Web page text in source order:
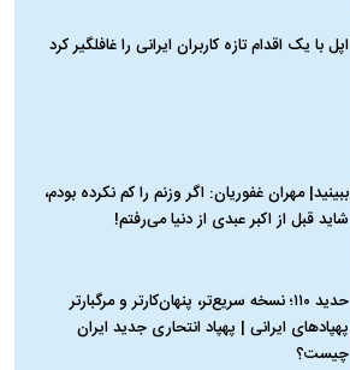
اپل با یک اقدام تازه کاربران ایرانی را غافلگیر کرد
ببینید| مهران غفوریان: اگر وزنم را کم نکرده بودم،
شاید قبل از اکبر عبدی از دنیا می‌رفتم!
حدید ۱۱۰؛ نسخه سریع‌تر، پنهان‌کارتر و مرگبارتر
پهپادهای ایرانی | پهپاد انتحاری جدید ایران
چیست؟